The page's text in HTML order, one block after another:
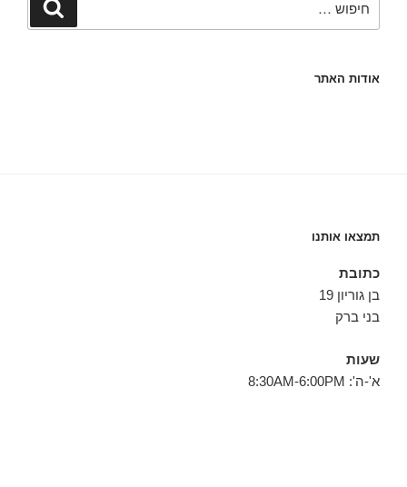
חיפוש
אודות האתר
תמצאו אותנו
כתובת
בן גוריון 19
בני ברק
שעות
א'-ה': 8:30AM-6:00PM